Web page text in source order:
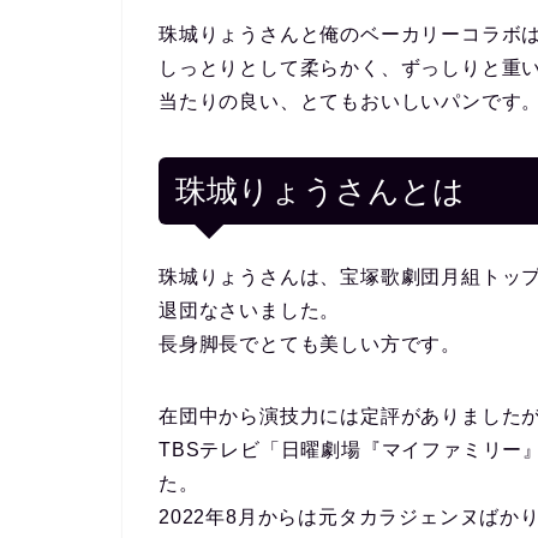
珠城りょうさんと俺のベーカリーコラボ
しっとりとして柔らかく、ずっしりと重
当たりの良い、とてもおいしいパンです
珠城りょうさんとは
珠城りょうさんは、宝塚歌劇団月組トッ
退団なさいました。
長身脚長でとても美しい方です。
在団中から演技力には定評がありました
TBSテレビ「日曜劇場『マイファミリー
た。
2022年8月からは元タカラジェンヌばか